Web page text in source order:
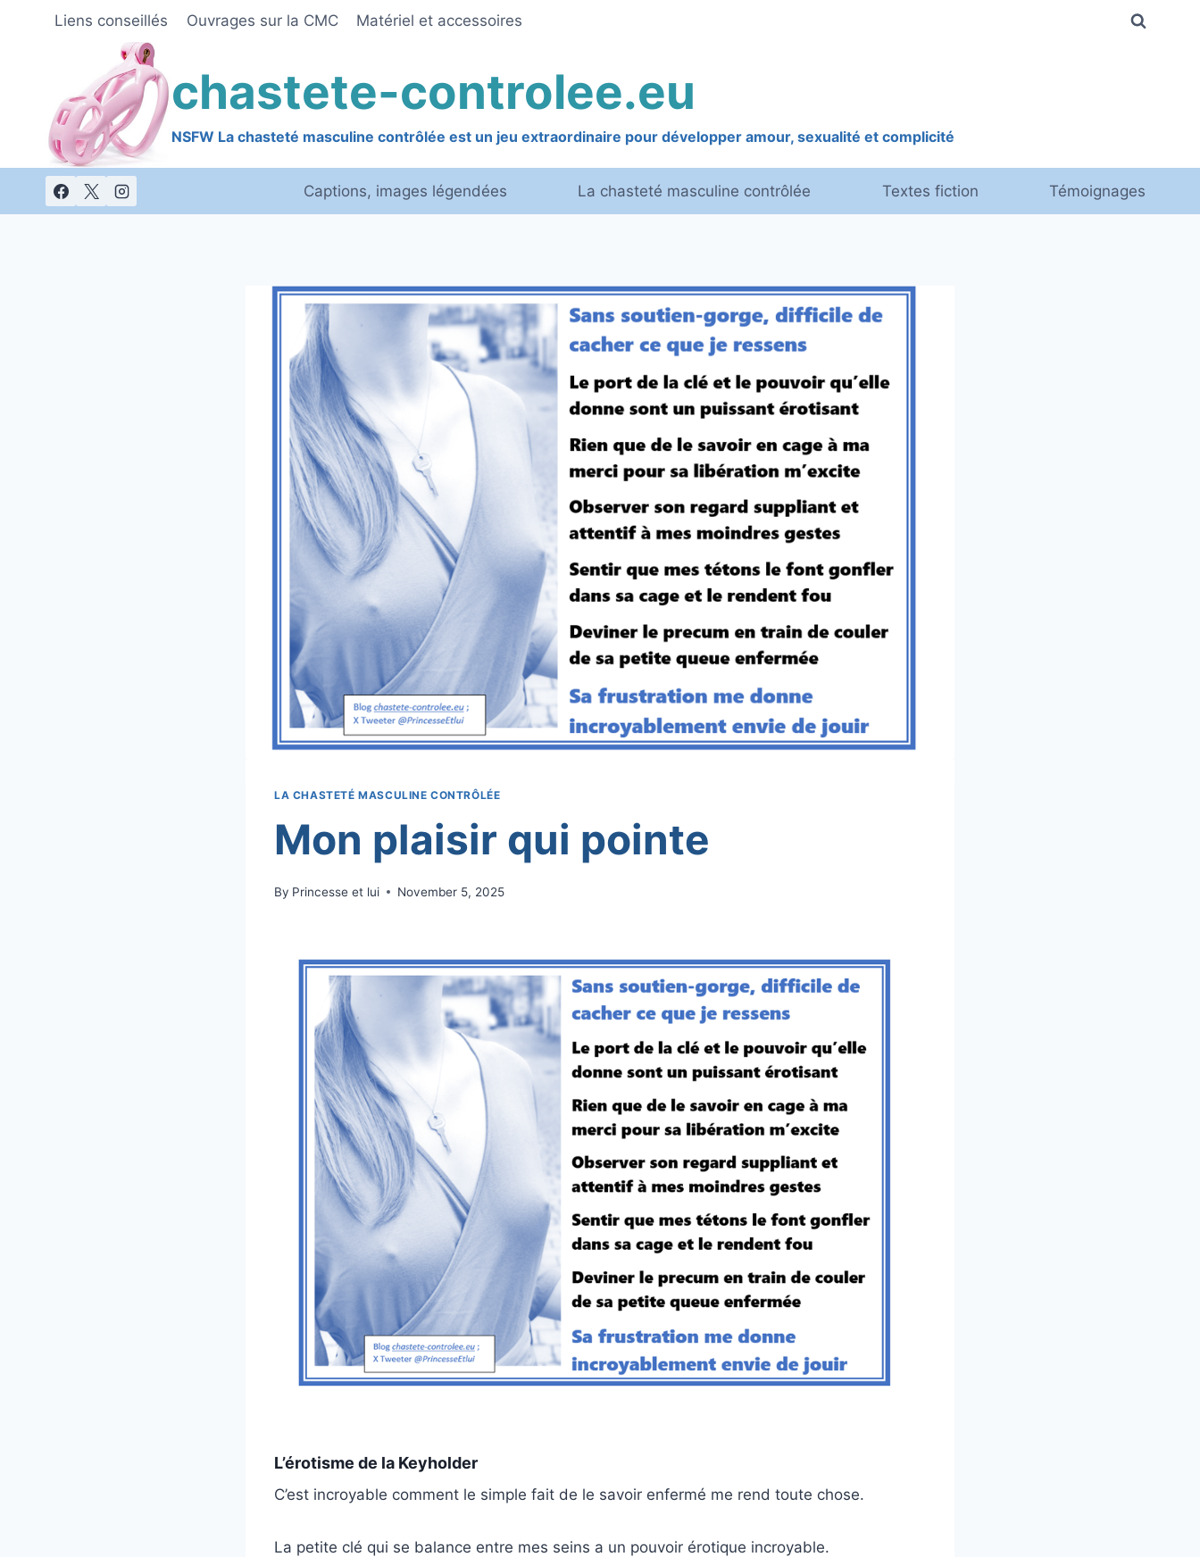
Liens conseillés Ouvrages sur la CMC Matériel et accessoires
chastete-controlee.eu
NSFW La chasteté masculine contrôlée est un jeu extraordinaire pour développer amour, sexualité et complicité
Captions, images légendées La chasteté masculine contrôlée Textes fiction Témoignages
LA CHASTETÉ MASCULINE CONTRÔLÉE
Mon plaisir qui pointe
By Princesse et lui November 5, 2025
L’érotisme de la Keyholder
C’est incroyable comment le simple fait de le savoir enfermé me rend toute chose.
La petite clé qui se balance entre mes seins a un pouvoir érotique incroyable.